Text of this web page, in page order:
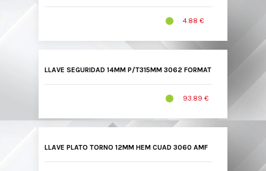
4.88 €
LLAVE SEGURIDAD 14MM P/T315MM 3062 FORMAT
93.89 €
LLAVE PLATO TORNO 12MM HEM CUAD 3060 AMF